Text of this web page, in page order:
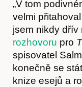
„V tom
velmi
jsem nikdy dřív
rozhovoru pro
spisovatel
konečně se
knize esejů a